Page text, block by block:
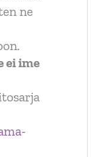
ne
ei ime